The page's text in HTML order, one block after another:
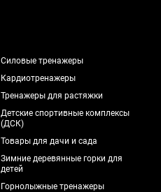
Силовые тренажеры
Кардиотренажеры
Тренажеры для растяжки
Детские спортивные комплексы
(ДСК)
Товары для дачи и сада
Зимние деревянные горки для
детей
Горнолыжные тренажеры